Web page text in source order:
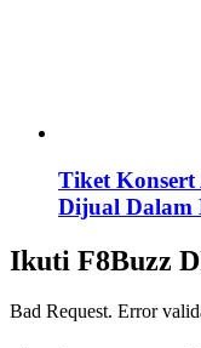
Tiket Konsert
Dijual Dalam
Ikuti F8Buzz
Bad Request. Error